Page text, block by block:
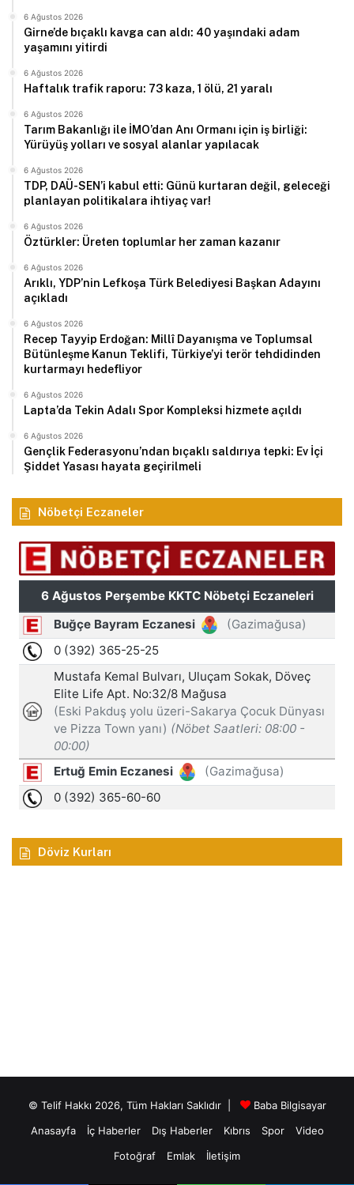
6 Ağustos 2026
Girne’de bıçaklı kavga can aldı: 40 yaşındaki adam
yaşamını yitirdi
6 Ağustos 2026
Haftalık trafik raporu: 73 kaza, 1 ölü, 21 yaralı
6 Ağustos 2026
Tarım Bakanlığı ile İMO’dan Anı Ormanı için iş birliği:
Yürüyüş yolları ve sosyal alanlar yapılacak
6 Ağustos 2026
TDP, DAÜ-SEN’i kabul etti: Günü kurtaran değil, geleceği
planlayan politikalara ihtiyaç var!
6 Ağustos 2026
Öztürkler: Üreten toplumlar her zaman kazanır
6 Ağustos 2026
Arıklı, YDP’nin Lefkoşa Türk Belediyesi Başkan Adayını
açıkladı
6 Ağustos 2026
Recep Tayyip Erdoğan: Millî Dayanışma ve Toplumsal
Bütünleşme Kanun Teklifi, Türkiye’yi terör tehdidinden
kurtarmayı hedefliyor
6 Ağustos 2026
Lapta’da Tekin Adalı Spor Kompleksi hizmete açıldı
6 Ağustos 2026
Gençlik Federasyonu’ndan bıçaklı saldırıya tepki: Ev İçi
Şiddet Yasası hayata geçirilmeli
Nöbetçi Eczaneler
Döviz Kurları
© Telif Hakkı 2026, Tüm Hakları Saklıdır |
Baba Bilgisayar
Anasayfa
İç Haberler Dış Haberler Kıbrıs Spor
Video
Fotoğraf
Emlak İletişim